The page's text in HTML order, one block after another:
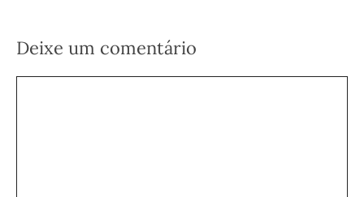
Deixe um comentário